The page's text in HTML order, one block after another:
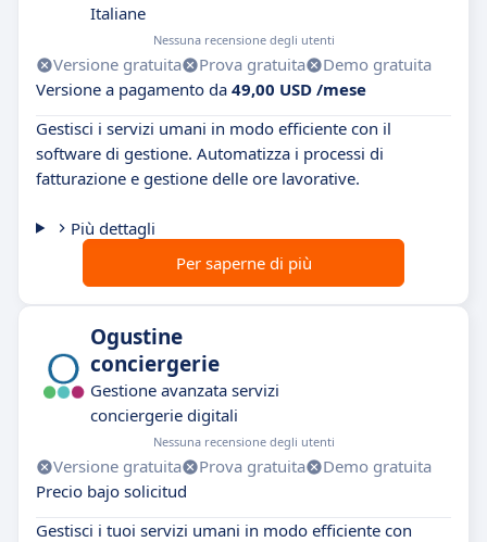
Italiane
Nessuna recensione degli utenti
Versione gratuita Prova gratuita
Demo gratuita
Versione a pagamento da 49,00 USD /mese
Gestisci i servizi umani in modo efficiente con il
software di gestione. Automatizza i processi di
fatturazione e gestione delle ore lavorative.
Più dettagli
Per saperne di più
Ogustine
conciergerie
Gestione avanzata servizi
conciergerie digitali
Nessuna recensione degli utenti
Versione gratuita Prova gratuita
Demo gratuita
Precio bajo solicitud
Gestisci i tuoi servizi umani in modo efficiente con